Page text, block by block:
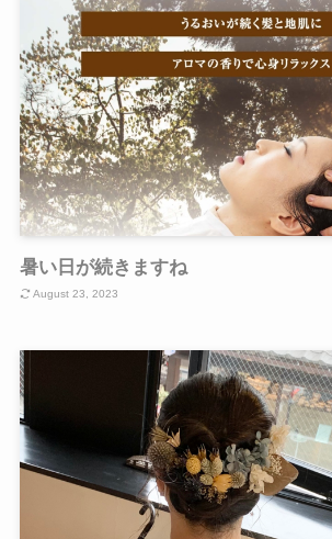
暑い日が続きますね
August 23, 2023